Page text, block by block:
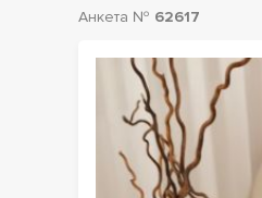
Анкета № 62617